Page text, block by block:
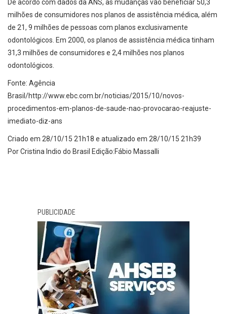
De acordo com dados da ANS, as mudanças vão beneficiar 50,3
milhões de consumidores nos planos de assistência médica, além
de 21, 9 milhões de pessoas com planos exclusivamente
odontológicos. Em 2000, os planos de assistência médica tinham
31,3 milhões de consumidores e 2,4 milhões nos planos
odontológicos.
Fonte: Agência
Brasil/http://www.ebc.com.br/noticias/2015/10/novos-
procedimentos-em-planos-de-saude-nao-provocarao-reajuste-
imediato-diz-ans
Criado em 28/10/15 21h18 e atualizado em 28/10/15 21h39
Por Cristina Indio do Brasil Edição:Fábio Massalli
PUBLICIDADE